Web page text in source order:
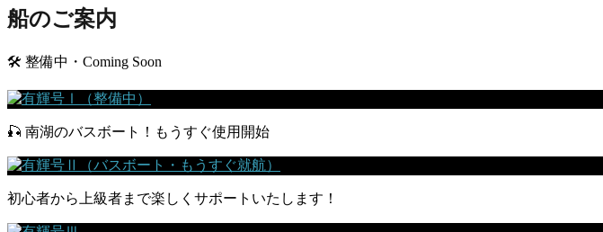
船のご案内
🛠 整備中・Coming Soon
🎣 南湖のバスボート！もうすぐ使用開始
初心者から上級者まで楽しくサポートいたします！